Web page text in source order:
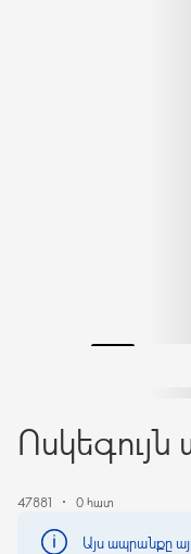
47881 0 հատ
Այս ապրանքը